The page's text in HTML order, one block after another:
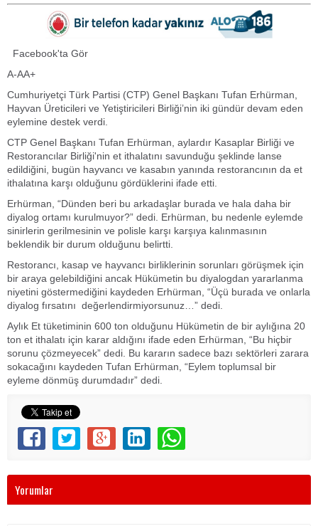
Facebook'ta Gör
A-AA+
Cumhuriyetçi Türk Partisi (CTP) Genel Başkanı Tufan Erhürman,
Hayvan Üreticileri ve Yetiştiricileri Birliği’nin iki gündür devam eden
eylemine destek verdi.
CTP Genel Başkanı Tufan Erhürman, aylardır Kasaplar Birliği ve
Restorancılar Birliği'nin et ithalatını savunduğu şeklinde lanse
edildiğini, bugün hayvancı ve kasabın yanında restorancının da et
ithalatına karşı olduğunu gördüklerini ifade etti.
Erhürman, “Dünden beri bu arkadaşlar burada ve hala daha bir
diyalog ortamı kurulmuyor?” dedi. Erhürman, bu nedenle eylemde
sinirlerin gerilmesinin ve polisle karşı karşıya kalınmasının
beklendik bir durum olduğunu belirtti.
Restorancı, kasap ve hayvancı birliklerinin sorunları görüşmek için
bir araya gelebildiğini ancak Hükümetin bu diyalogdan yararlanma
niyetini göstermediğini kaydeden Erhürman, “Üçü burada ve onlarla
diyalog fırsatını değerlendirmiyorsunuz…” dedi.
Aylık Et tüketiminin 600 ton olduğunu Hükümetin de bir aylığına 20
ton et ithalatı için karar aldığını ifade eden Erhürman, “Bu hiçbir
sorunu çözmeyecek” dedi. Bu kararın sadece bazı sektörleri zarara
sokacağını kaydeden Tufan Erhürman, “Eylem toplumsal bir
eyleme dönmüş durumdadır” dedi.
Yorumlar